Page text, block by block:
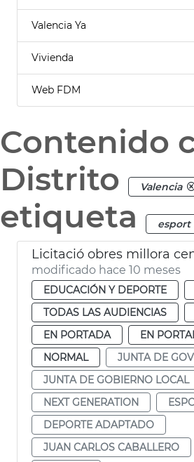
Valencia Ya
Vivienda
Web FDM
Contenido
Distrito
Valencia
etiqueta
esport
modificado hace 10 meses
EDUCACIÓN Y DEPORTE
TODAS LAS AUDIENCIAS
EN PORTADA
EN
NORMAL
JUNTA DE
JUNTA DE GOBIERNO LOCAL
NEXT GENERATION
DEPORTE ADAPTADO
JUAN CARLOS CABALLERO